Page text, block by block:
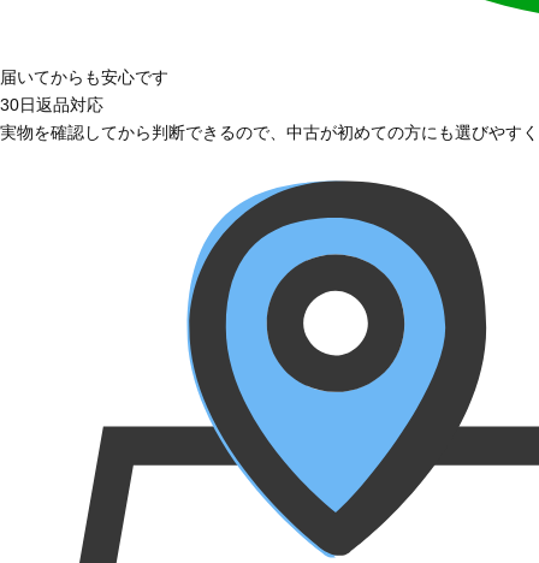
届いてからも安心です
30日返品対応
実物を確認してから判断できるので、中古が初めての方にも選びやす